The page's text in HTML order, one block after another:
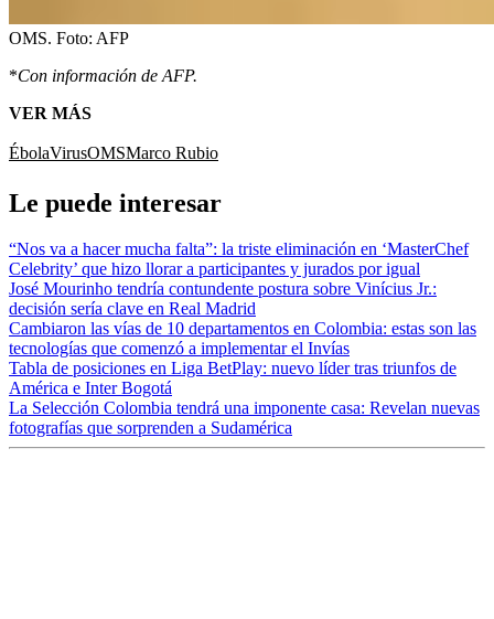
OMS. Foto: AFP
*Con información de AFP.
VER MÁS
ÉbolaVirusOMSMarco Rubio
Le puede interesar
“Nos va a hacer mucha falta”: la triste eliminación en ‘MasterChef
Celebrity’ que hizo llorar a participantes y jurados por igual
José Mourinho tendría contundente postura sobre Vinícius Jr.:
decisión sería clave en Real Madrid
Cambiaron las vías de 10 departamentos en Colombia: estas son las
tecnologías que comenzó a implementar el Invías
Tabla de posiciones en Liga BetPlay: nuevo líder tras triunfos de
América e Inter Bogotá
La Selección Colombia tendrá una imponente casa: Revelan nuevas
fotografías que sorprenden a Sudamérica